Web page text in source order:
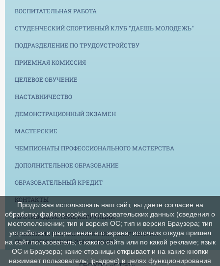
ВОСПИТАТЕЛЬНАЯ РАБОТА
СТУДЕНЧЕСКИЙ СПОРТИВНЫЙ КЛУБ "ДАЕШЬ МОЛОДЕЖЬ"
ПОДРАЗДЕЛЕНИЕ ПО ТРУДОУСТРОЙСТВУ
ПРИЕМНАЯ КОМИССИЯ
ЦЕЛЕВОЕ ОБУЧЕНИЕ
НАСТАВНИЧЕСТВО
ДЕМОНСТРАЦИОННЫЙ ЭКЗАМЕН
МАСТЕРСКИЕ
ЧЕМПИОНАТЫ ПРОФЕССИОНАЛЬНОГО МАСТЕРСТВА
ДОПОЛНИТЕЛЬНОЕ ОБРАЗОВАНИЕ
ОБРАЗОВАТЕЛЬНЫЙ КРЕДИТ
КОНТАКТЫ
ПРОТИВОДЕЙСТВИЕ КОРРУПЦИИ
СНИЖЕНИЕ БЮРОКРАТИЧЕСКОЙ НАГРУЗКИ НА
ПЕДАГОГИЧЕСКИХ РАБОТНИКОВ
Продолжая использовать наш сайт, вы даете согласие на
обработку файлов cookie, пользовательских данных (сведения о
местоположении; тип и версия ОС; тип и версия Браузера; тип
устройства и разрешение его экрана; источник откуда пришел
на сайт пользователь; с какого сайта или по какой рекламе; язык
ОС и Браузера; какие страницы открывает и на какие кнопки
нажимает пользователь; ip-адрес) в целях функционирования